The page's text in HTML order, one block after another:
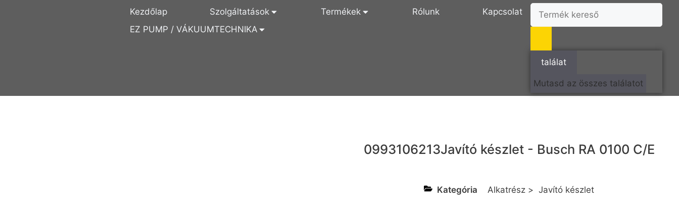
Kezdőlap Szolgáltatások Termékek Rólunk
Kapcsolat
EZ PUMP / VÁKUUMTECHNIKA
találat
Mutasd az összes találatot
0993106213Javító készlet - Busch RA 0100 C/E
Kategória Alkatrész > Javító készlet